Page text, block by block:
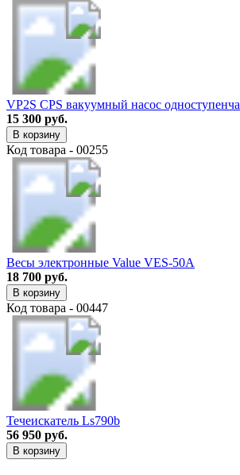
VP2S CPS вакуумный насос
15 300 руб.
В корзину
Код товара - 00255
Весы электронные Value VES-50A
18 700 руб.
В корзину
Код товара - 00447
Течеискатель Ls790b
56 950 руб.
В корзину